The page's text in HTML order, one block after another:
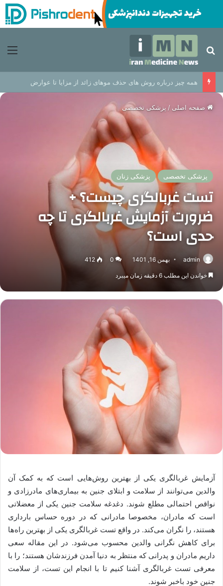
جستجو برای
همه چیز درباره روش های حذف موهای زائد از مزایا تا عوارض
صفحه اصلی / پزشکی تخصصی
پزشکی تخصصی پزشکی زنان
تست غربالگری چیست؟ +
ضرورت آزمایش غربالگری تا چه
حدی است؟
admin بهمن 16, 1401 0
412
خواندن این مطلب 6 دقیقه زمان میبرد
آزمایش غربالگری یکی از بهترین روش‌هایی است که به کمک آن
والدین می‌توانند از سلامت و ابتلای جنین به بیماری‌های مادرزادی و
نواقص احتمالی مطلع شوند. دغدغه‌ سلامت جنین یکی از معضلاتی
است که مادران، مخصوصا مادرانی که در دوره حساس بارداری
هستند، را نگران می‌کند. در واقع تست غربالگری یکی از بهترین راه‌ها
برای کاهش نگرانی والدین محسوب می‌شود. در این مقاله سعی
داریم مادران و پدرانی که منتظر به دنیا آمدن فرزندشان هستند؛ را با
معرفی تست غربالگری آشنا کنیم تا با انجام این تست، از سلامت
جنین خود باخبر شوند.